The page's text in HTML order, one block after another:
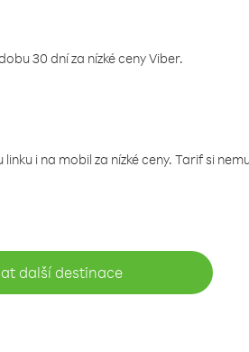
30 dní za nízké ceny Viber.
i na mobil za nízké ceny. Tarif si
další destinace